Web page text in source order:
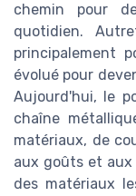
chemin pour
quotidien.
principalement
évolué pour
Aujourd'hui, le
chaîne
matériaux, de
aux goûts et aux
des matériaux